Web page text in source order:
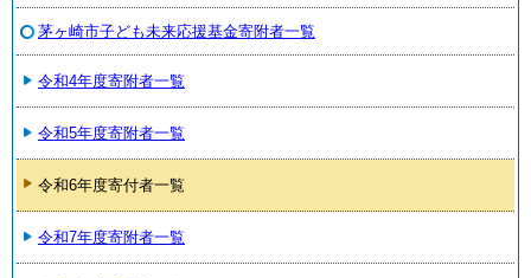
茅ヶ崎市子ども未来応援基金寄附者一覧
令和4年度寄附者一覧
令和5年度寄附者一覧
令和6年度寄付者一覧
令和7年度寄附者一覧